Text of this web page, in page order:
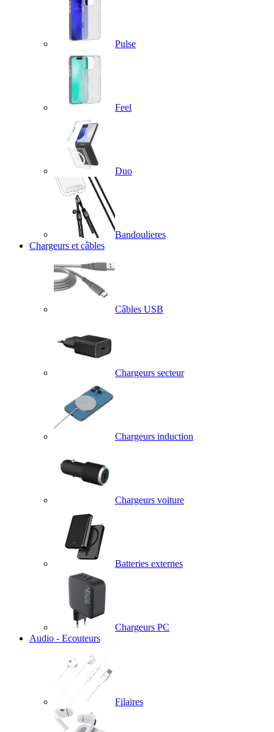
Pulse
Feel
Duo
Bandoulieres
Chargeurs et câbles
Câbles USB
Chargeurs secteur
Chargeurs induction
Chargeurs voiture
Batteries externes
Chargeurs PC
Audio - Ecouteurs
Filaires